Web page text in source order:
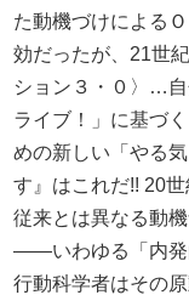
た動機づけによる
効だったが、21世
ション３・０〉…
ライブ！」に基づ
めの新しい「やる
す』はこれだ!! 20
従来とは異なる動
――いわゆる「内発
行動科学者はその